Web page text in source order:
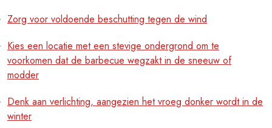
Zorg voor voldoende beschutting tegen de wind
Kies een locatie met een stevige ondergrond om te
voorkomen dat de barbecue wegzakt in de sneeuw of
modder
Denk aan verlichting, aangezien het vroeg donker wordt in de
winter